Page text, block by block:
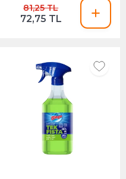
81,25 TL
72,75 TL